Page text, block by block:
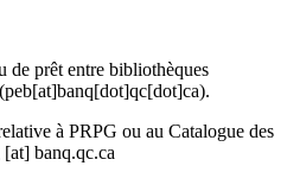
de prêt entre bibliothèques
(peb[at]banq[dot]qc[dot]ca).
à PRPG ou au Catalogue des
[at] banq.qc.ca